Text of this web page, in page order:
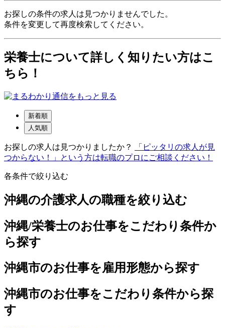
お探しの条件の求人は見つかりませんでした。
条件を変更して再度検索してください。
栄養士について詳しく知りたい方はこ
ちら！
新着順
人気順
お探しの求人は見つかりましたか？
「ピッタリの求人が見
つからない！」という方は転職のプロにご相談ください！
各条件で絞り込む
沖縄の介護求人の職種を絞り込む
沖縄/栄養士のお仕事をこだわり条件か
ら探す
沖縄市のお仕事を雇用形態から探す
沖縄市のお仕事をこだわり条件から探
す